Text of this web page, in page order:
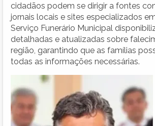
cidadãos podem se dirigir a fontes
jornais locais e sites especializados
Serviço Funerário Municipal
detalhadas e atualizadas sobre
região, garantindo que as famílias
todas as informações necessárias.